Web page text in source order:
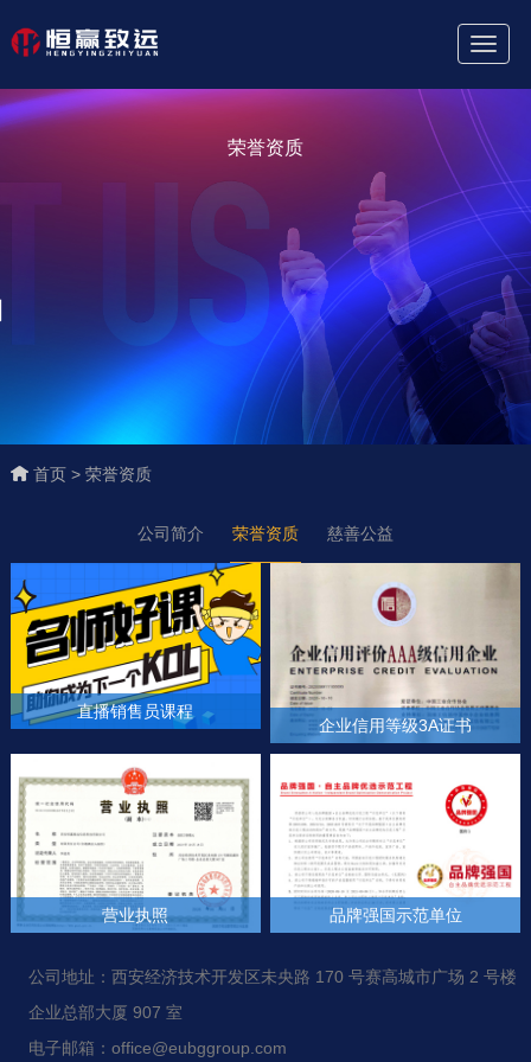
荣誉资质
首页 > 荣誉资质
公司简介 荣誉资质 慈善公益
直播销售员课程
企业信用等级3A证书
营业执照
品牌强国示范单位
公司地址：西安经济技术开发区未央路 170 号赛高城市广场 2 号楼
企业总部大厦 907 室
电子邮箱：office@eubggroup.com